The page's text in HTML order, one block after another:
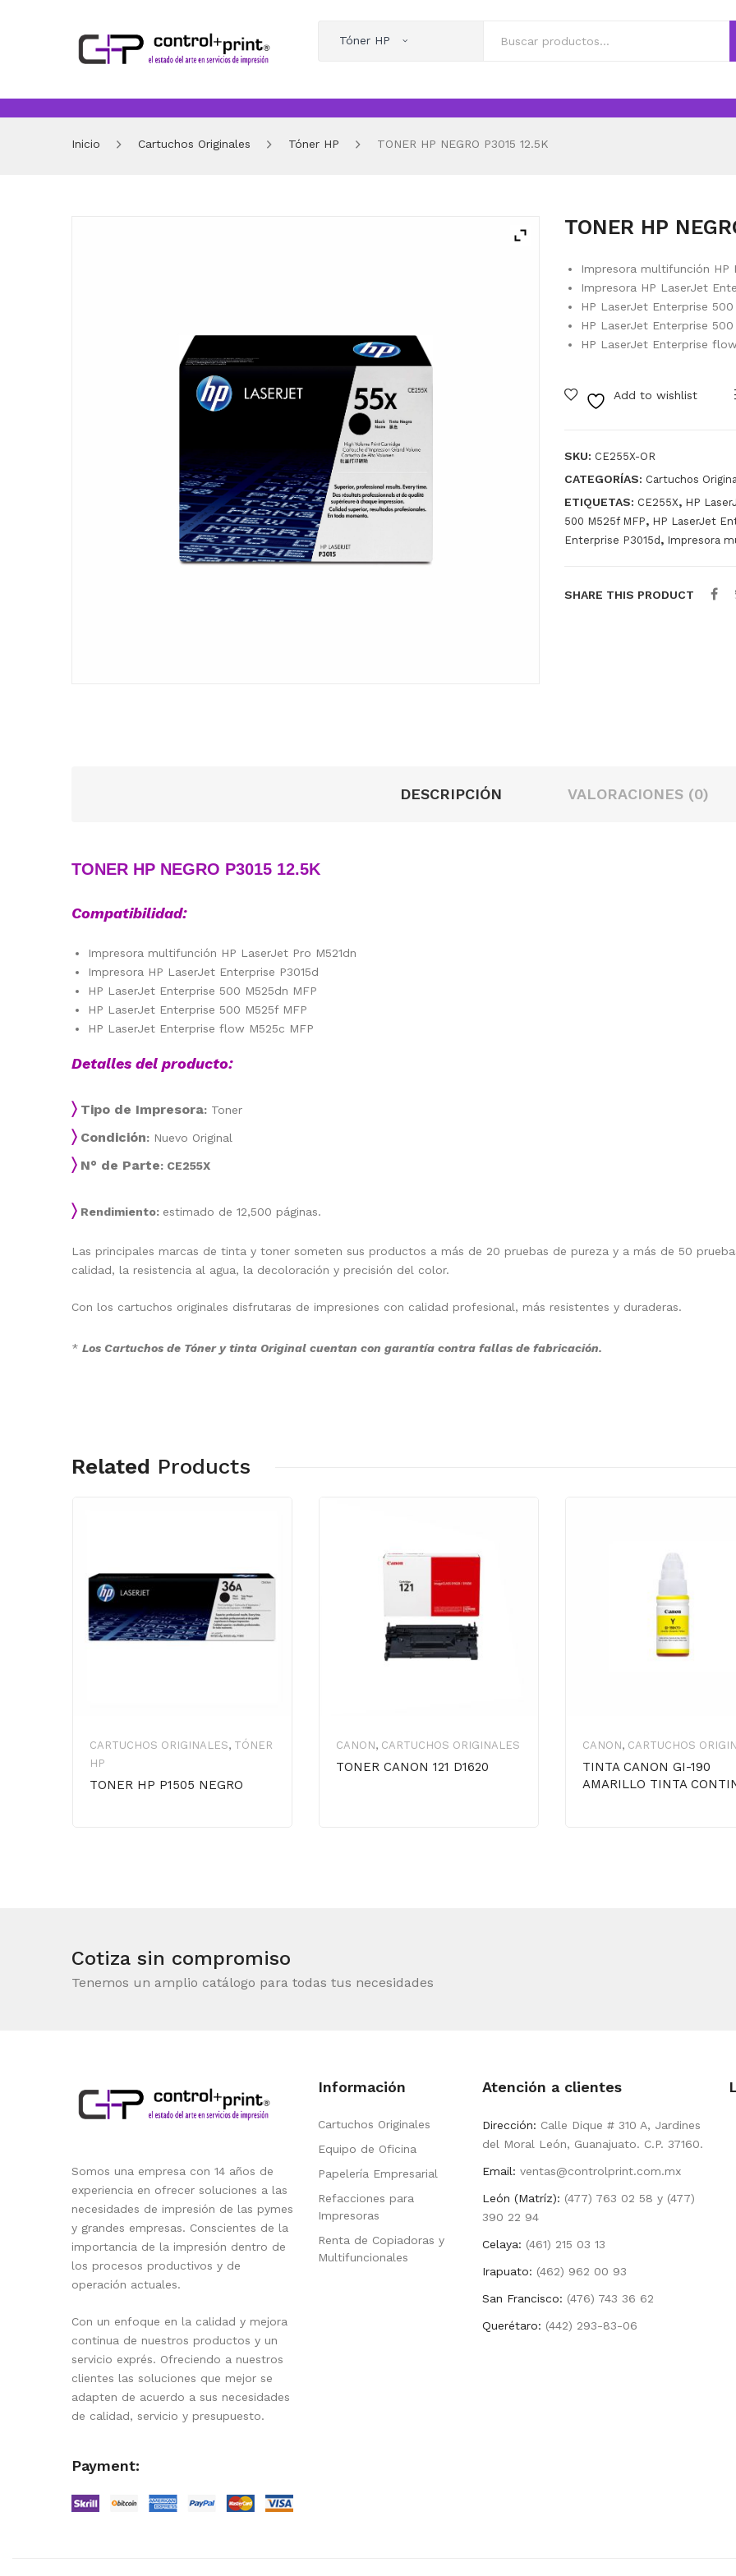
Tóner HP
Inicio Cartuchos Originales Tóner HP TONER HP NEGRO P3015 12.5K
TONER HP
Impresora multifunción HP
Impresora HP LaserJet
HP LaserJet Enterprise
HP LaserJet Enterprise
HP LaserJet Enterprise
Add to wishlist
SKU: CE255X-OR
CATEGORÍAS: Cartuchos
ETIQUETAS: CE255X, HP
500 M525f MFP, HP LaserJet
Enterprise P3015d, Impresora
SHARE THIS PRODUCT
DESCRIPCIÓN VALORACIONES (0)
TONER HP NEGRO P3015 12.5K
Compatibilidad:
Impresora multifunción HP LaserJet Pro M521dn
Impresora HP LaserJet Enterprise P3015d
HP LaserJet Enterprise 500 M525dn MFP
HP LaserJet Enterprise 500 M525f MFP
HP LaserJet Enterprise flow M525c MFP
Detalles del producto:
〉 Tipo de Impresora: Toner
〉 Condición: Nuevo Original
〉 N° de Parte: CE255X
〉 Rendimiento: estimado de 12,500 páginas.
Las principales marcas de tinta y toner someten sus productos a más de 20 pruebas de pureza y a más de 50
calidad, la resistencia al agua, la decoloración y precisión del color.
Con los cartuchos originales disfrutaras de impresiones con calidad profesional, más resistentes y duraderas.
* Los Cartuchos de Tóner y tinta Original cuentan con garantía contra fallas de fabricación.
Related Products
CARTUCHOS ORIGINALES, TÓNER
HP
TONER HP P1505 NEGRO
CANON, CARTUCHOS ORIGINALES
TONER CANON 121 D1620
CANON, CARTUCHOS
TINTA CANON GI-190
AMARILLO TINTA
Cotiza sin compromiso
Tenemos un amplio catálogo para todas tus necesidades
Somos una empresa con 14 años de
experiencia en ofrecer soluciones a las
necesidades de impresión de las pymes
y grandes empresas. Conscientes de la
importancia de la impresión dentro de
los procesos productivos y de
operación actuales.
Con un enfoque en la calidad y mejora
continua de nuestros productos y un
servicio exprés. Ofreciendo a nuestros
clientes las soluciones que mejor se
adapten de acuerdo a sus necesidades
de calidad, servicio y presupuesto.
Payment:
Información
Cartuchos Originales
Equipo de Oficina
Papelería Empresarial
Refacciones para
Impresoras
Renta de Copiadoras y
Multifuncionales
Atención a clientes
Dirección: Calle Dique # 310 A, Jardines
del Moral León, Guanajuato. C.P. 37160.
Email: ventas@controlprint.com.mx
León (Matríz): (477) 763 02 58 y (477)
390 22 94
Celaya: (461) 215 03 13
Irapuato: (462) 962 00 93
San Francisco: (476) 743 36 62
Querétaro: (442) 293-83-06